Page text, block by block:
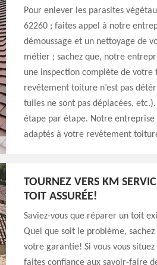
Pour enlever les parasites
62260 ; faites appel à notre
démoussage et un nettoyage de
métier ; sachez que, notre
une inspection complète de
revêtement toiture n’est pas
tuiles ne sont pas déplacées,
étape par étape. Notre
adaptés à votre revêtement
TOURNEZ VERS KM
TOIT ASSURÉE!
Saviez-vous que réparer un toit
Quel que soit le problème,
votre garantie! Si vous vous
faites confiance aux savoir-faire